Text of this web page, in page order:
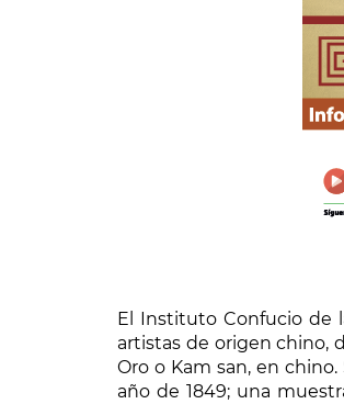
El Instituto Confucio de
artistas de origen chino,
Oro o Kam san, en
año de 1849; una